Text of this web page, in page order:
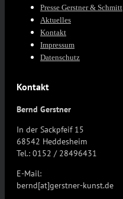
Presse Gerstner & Schmitt
Aktuelles
Kontakt
Impressum
Datenschutz
Kontakt
Bernd Gerstner
In der Sackpfeif 15
68542 Heddesheim
Tel.: 0152 / 28496431
E-Mail:
bernd[at]gerstner-kunst.de